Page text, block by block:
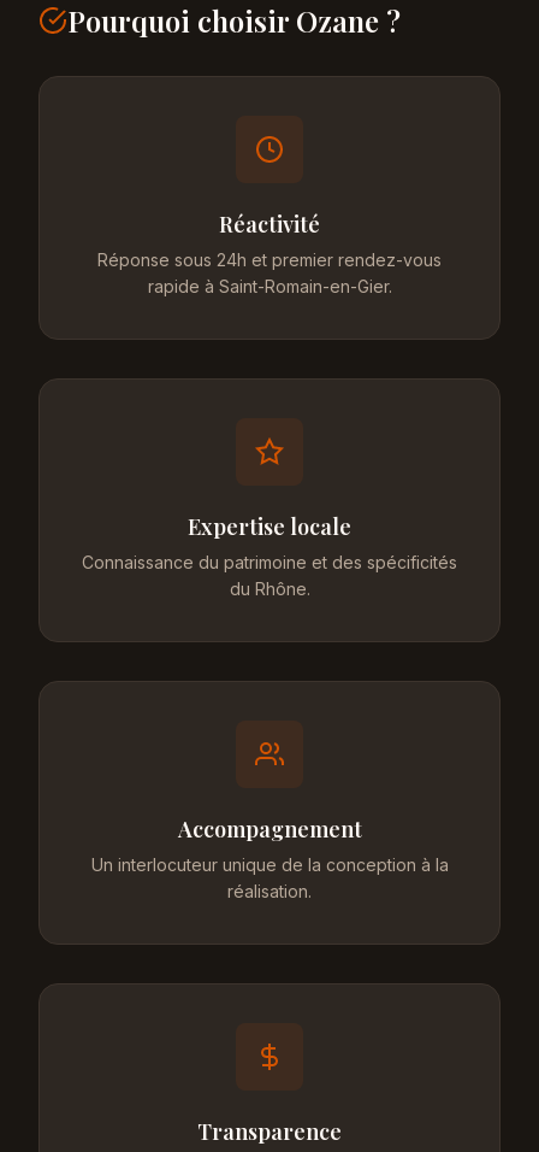
Pourquoi choisir Ozane ?
Réactivité
Réponse sous 24h et premier rendez-vous
rapide à Saint-Romain-en-Gier.
Expertise locale
Connaissance du patrimoine et des spécificités
du Rhône.
Accompagnement
Un interlocuteur unique de la conception à la
réalisation.
Transparence